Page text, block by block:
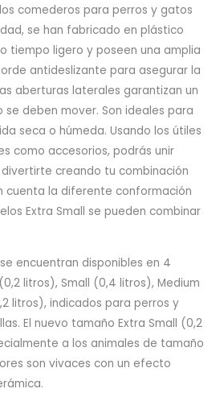
comederos para perros y gatos
se han fabricado en plástico
tiempo ligero y poseen una amplia
antideslizante para asegurar la
aberturas laterales garantizan un
se deben mover. Son ideales para
seca o húmeda. Usando los útiles
como accesorios, podrás unir
creando tu combinación
cuenta la diferente conformación
Extra Small se pueden combinar
encuentran disponibles en 4
litros), Small (0,4 litros), Medium
litros), indicados para perros y
El nuevo tamaño Extra Small (0,2
a los animales de tamaño
son vivaces con un efecto